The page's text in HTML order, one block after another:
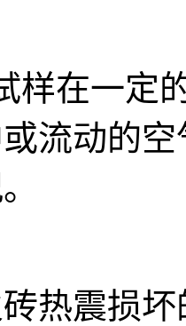
在一定的
流动的
震损坏